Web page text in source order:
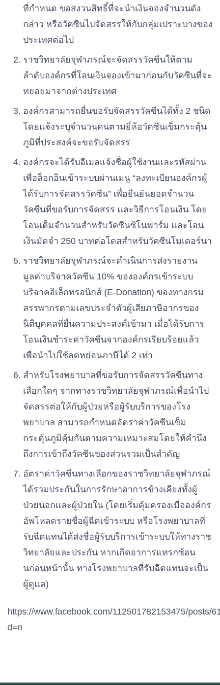
ที่กำหนด ขอสงวนสิทธิ์ที่จะนำเงินจองจำนวนดัง
กล่าว หรือวัคซีนไปจัดสรรให้กับกลุ่มเปราะบางของ
ประเทศต่อไป
ราชวิทยาลัยจุฬาภรณ์จะจัดสรรวัคซีนให้ตาม
ลำดับองค์กรที่โอนเงินจองเข้ามาก่อนกับวัคซีนที่จะ
ทยอยมาจากต่างประเทศ
องค์กรสามารถยื่นขอรับจัดสรรวัคซีนได้ทั้ง 2 ชนิด
โดยแจ้งระบุจำนวนคนตามยี่ห้อวัคซีนเข็มกระตุ้น
ภูมิที่ประสงค์จะขอรับจัดสรร
องค์กรจะได้รับอีเมลแจ้งชื่อผู้ใช้งานและรหัสผ่าน
เพื่อล็อกอินเข้าระบบผ่านเมนู “ลงทะเบียนองค์กรผู้
ได้รับการจัดสรรวัคซีน” เพื่อยืนยันยอดจำนวน
วัคซีนที่ขอรับการจัดสรร และวิธีการโอนเงิน โดย
โอนเต็มจำนวนสำหรับวัคซีนซิโนฟาร์ม และโอน
เงินมัดจำ 250 บาทต่อโดสสำหรับวัคซีนโมเดอร์นา
ราชวิทยาลัยจุฬาภรณ์จะดำเนินการส่งรายงาน
มูลค่าบริจาควัคซีน 10% ขององค์กรเข้าระบบ
บริจาคอิเล็กทรอนิกส์ (E-Donation) ของทางกรม
สรรพากรตามเลขประจำตัวผู้เสียภาษีอากรของ
นิติบุคคลที่ยื่นความประสงค์เข้ามา เมื่อได้รับการ
โอนเงินชำระค่าวัคซีนจากองค์กรเรียบร้อยแล้ว
เพื่อนำไปใช้ลดหย่อนภาษีได้ 2 เท่า
สำหรับโรงพยาบาลที่ขอรับการจัดสรรวัคซีนทาง
เลือกใดๆ จากทางราชวิทยาลัยจุฬาภรณ์เพื่อนำไป
จัดสรรต่อให้กับผู้ป่วยหรือผู้รับบริการของโรง
พยาบาล สามารถกำหนดอัตราค่าวัคซีนเข็ม
กระตุ้นภูมิคุ้มกันตามความเหมาะสมโดยให้คำนึง
ถึงการเข้าถึงวัคซีนของส่วนรวมเป็นสำคัญ
อัตราค่าวัคซีนทางเลือกของราชวิทยาลัยจุฬาภรณ์
ได้รวมประกันในการรักษาอาการข้างเคียงทั้งผู้
ป่วยนอกและผู้ป่วยใน (โดยเริ่มคุ้มครองเมื่อองค์กร
อัพโหลดรายชื่อผู้ฉีดเข้าระบบ หรือโรงพยาบาลที่
รับฉีดแทนได้ส่งชื่อผู้รับบริการเข้าระบบให้ทางราช
วิทยาลัยและประกัน หากเกิดอาการแทรกซ้อน
นก่อนหน้านั้น ทางโรงพยาบาลที่รับฉีดแทนจะเป็น
ผู้ดูแล)
https://www.facebook.com/112501782153475/posts/
d=n